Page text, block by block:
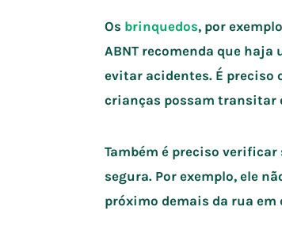
Os brinquedos, por
ABNT recomenda que
evitar acidentes. É preciso
crianças possam transitar
Também é preciso
segura. Por exemplo, ele
próximo demais da rua